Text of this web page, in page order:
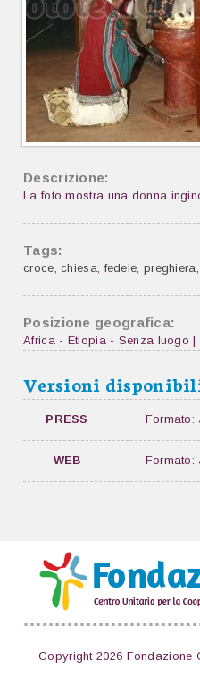
Descrizione:
La foto mostra una donna
Tags:
croce,chiesa,fedele, preghiera
Posizione geografica:
Africa - Etiopia - Senza luogo |
Versioni
PRESS Formato:
WEB Formato:
Copyright 2026 Fondazione